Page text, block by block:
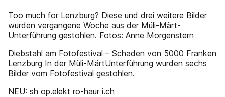
Too much for Lenzburg? Diese und drei weitere Bilder
wurden vergangene Woche aus der Müli-Märt-
Unterführung gestohlen. Fotos: Anne Morgenstern
Diebstahl am Fotofestival – Schaden von 5000 Franken
Lenzburg In der Müli-MärtUnterführung wurden sechs
Bilder vom Fotofestival gestohlen.
NEU: sh op.elekt ro-haur i.ch